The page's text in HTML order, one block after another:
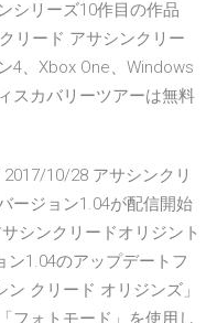
シリーズ10作目の作品
リード アサシンクリー
4、Xbox One、Windows
スカバリーツアーは無料
10/28 アサシンクリ
ージョン1.04が配信開始
シンクリードオリジント
ン1.04のアップデートフ
クリード オリジンズ」